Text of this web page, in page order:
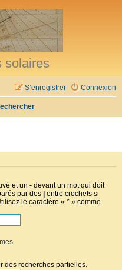
solaires
Connexion
S’enregistrer
et un - devant un mot qui doit
par des | entre crochets si
le caractère « * » comme
des recherches partielles.